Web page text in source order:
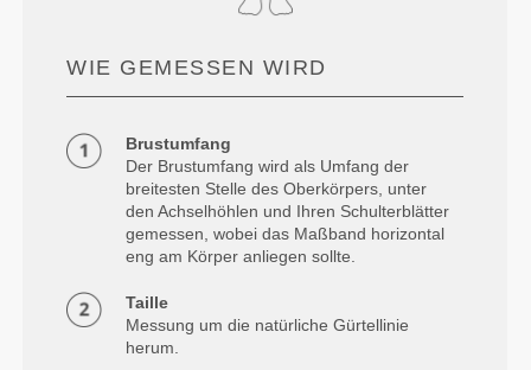
WIE GEMESSEN WIRD
Brustumfang
Der Brustumfang wird als Umfang der
breitesten Stelle des Oberkörpers, unter
den Achselhöhlen und Ihren Schulterblätter
gemessen, wobei das Maßband horizontal
eng am Körper anliegen sollte.
Taille
Messung um die natürliche Gürtellinie
herum.